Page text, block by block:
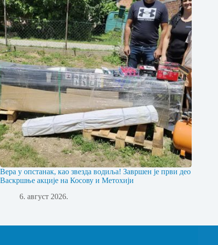
Вера у опстанак, као звезда водиља! Завршен је први део
Васкршње акције на Косову и Метохији
6. август 2026.